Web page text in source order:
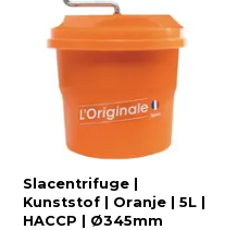
Slacentrifuge |
Kunststof | Oranje | 5L |
HACCP | Ø345mm